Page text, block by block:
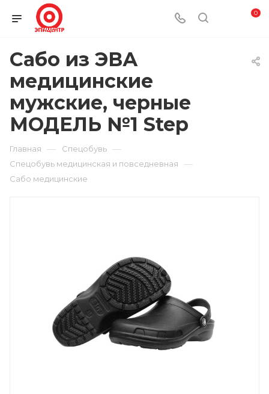
0
Сабо из ЭВА
медицинские
мужские, черные
МОДЕЛЬ №1 Step
Главная — Спецобувь —
Спецобувь медицинская и повседневная —
Сабо медицинские